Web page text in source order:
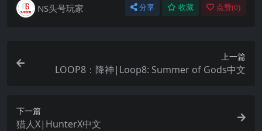
NS头号玩家 分享 收藏 点赞(0)
上一篇
LOOP8：降神|Loop8: Summer of Gods中文
下一篇
猎人X|HunterX中文